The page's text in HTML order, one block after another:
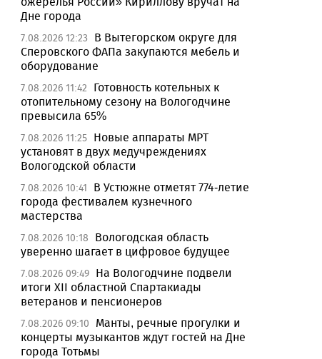
Дне города
7.08.2026 12:23
В Вытегорском округе для
Сперовского ФАПа закупаются мебель и
оборудование
7.08.2026 11:42
Готовность котельных к
отопительному сезону на Вологодчине
превысила 65%
7.08.2026 11:25 Новые аппараты МРТ
установят в двух медучреждениях
Вологодской области
7.08.2026 10:41
В Устюжне отметят 774-летие
города фестивалем кузнечного
мастерства
7.08.2026 10:18
Вологодская область
уверенно шагает в цифровое будущее
7.08.2026 09:49 На Вологодчине подвели
итоги XII областной Спартакиады
ветеранов и пенсионеров
7.08.2026 09:10
Манты, речные прогулки и
концерты музыкантов ждут гостей на Дне
города Тотьмы